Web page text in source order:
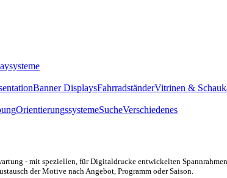
Banner DisplaysFahrradständerVitrinen &
OrientierungssystemeSucheVerschiedenes
- mit speziellen, für Digitaldrucke entwickelten
der Motive nach Angebot, Programm oderSaison.